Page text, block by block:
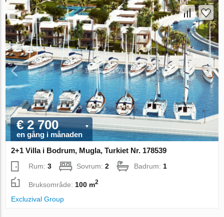
€ 2 700
en gång i månaden
2+1 Villa i Bodrum, Mugla, Turkiet Nr. 178539
Rum:3 Sovrum:2 Badrum:1
Bruksområde: 100 m2
Excluzival Group